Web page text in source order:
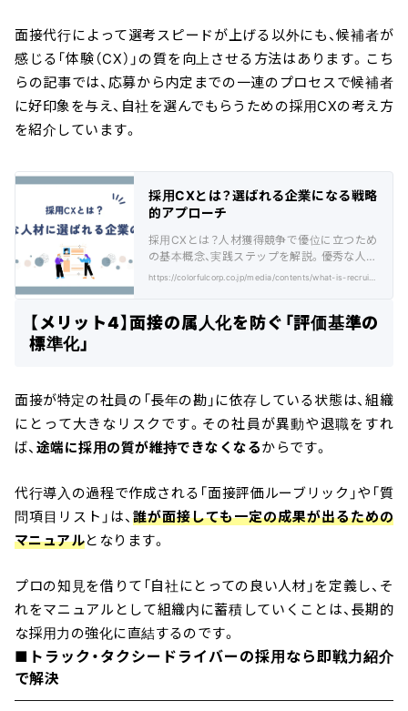
面接代行によって選考スピードが上げる以外にも、候補者が
感じる「体験（CX）」の質を向上させる方法はあります。こち
らの記事では、応募から内定までの一連のプロセスで候補者
に好印象を与え、自社を選んでもらうための採用CXの考え方
を紹介しています。
採用CXとは？選ばれる企業になる戦略
的アプローチ
採用CXとは？人材獲得競争で優位に立つため
の基本概念、実践ステップを解説。優秀な人材
に選ばれる企業になるための完全ガイド。
【メリット4】面接の属人化を防ぐ「評価基準の
標準化」
面接が特定の社員の「長年の勘」に依存している状態は、組織
にとって大きなリスクです。その社員が異動や退職をすれ
ば、 途端に採用の質が維持できなくなるからです。
代行導入の過程で作成される「面接評価ルーブリック」や「質
問項目リスト」は、 誰が面接しても一定の成果が出るための
マニュアルとなります。
プロの知見を借りて「自社にとっての良い人材」を定義し、そ
れをマニュアルとして組織内に蓄積していくことは、長期的
な採用力の強化に直結するのです。
■トラック・タクシードライバーの採用なら即戦力紹介
で解決